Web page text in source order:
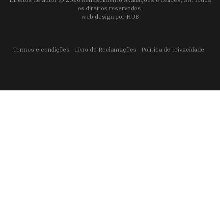
os direitos reservados.
web design por HUB
Termos e condições Livro de Reclamações Política de Privacidade